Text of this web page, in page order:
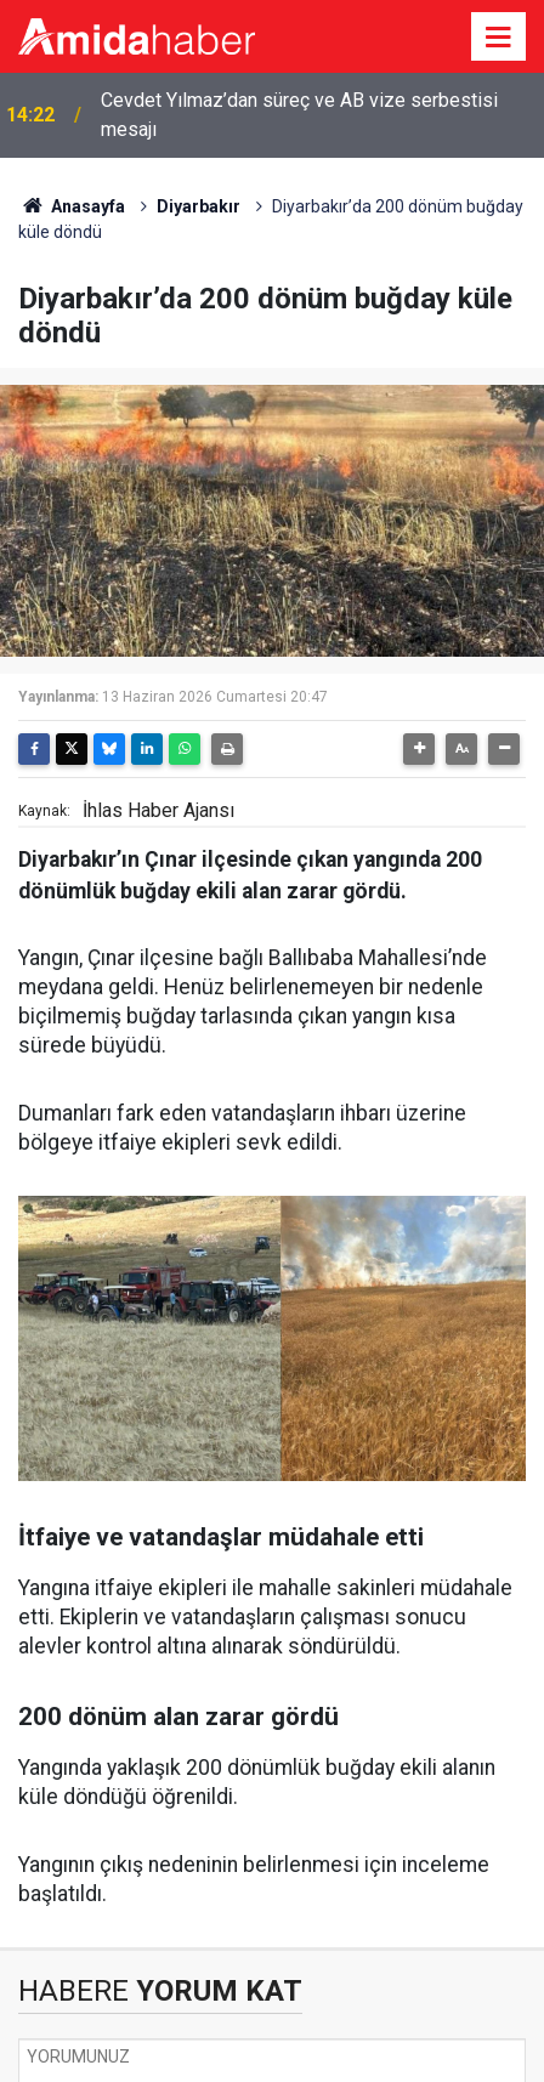
14:22
Cevdet Yılmaz’dan süreç ve AB vize serbestisi
mesajı
14:12
Vanlı Damlanur’un dosyası yeniden açıldı: Cinayet
çıktı
Anasayfa Diyarbakır
Diyarbakır’da 200 dönüm buğday
küle döndü
Diyarbakır’da 200 dönüm buğday küle
döndü
Yayınlanma: 13 Haziran 2026 Cumartesi 20:47
Kaynak: İhlas Haber Ajansı
Diyarbakır’ın Çınar ilçesinde çıkan yangında 200
dönümlük buğday ekili alan zarar gördü.
Yangın, Çınar ilçesine bağlı Ballıbaba Mahallesi’nde
meydana geldi. Henüz belirlenemeyen bir nedenle
biçilmemiş buğday tarlasında çıkan yangın kısa
sürede büyüdü.
Dumanları fark eden vatandaşların ihbarı üzerine
bölgeye itfaiye ekipleri sevk edildi.
İtfaiye ve vatandaşlar müdahale etti
Yangına itfaiye ekipleri ile mahalle sakinleri müdahale
etti. Ekiplerin ve vatandaşların çalışması sonucu
alevler kontrol altına alınarak söndürüldü.
200 dönüm alan zarar gördü
Yangında yaklaşık 200 dönümlük buğday ekili alanın
küle döndüğü öğrenildi.
Yangının çıkış nedeninin belirlenmesi için inceleme
başlatıldı.
HABERE YORUM KAT